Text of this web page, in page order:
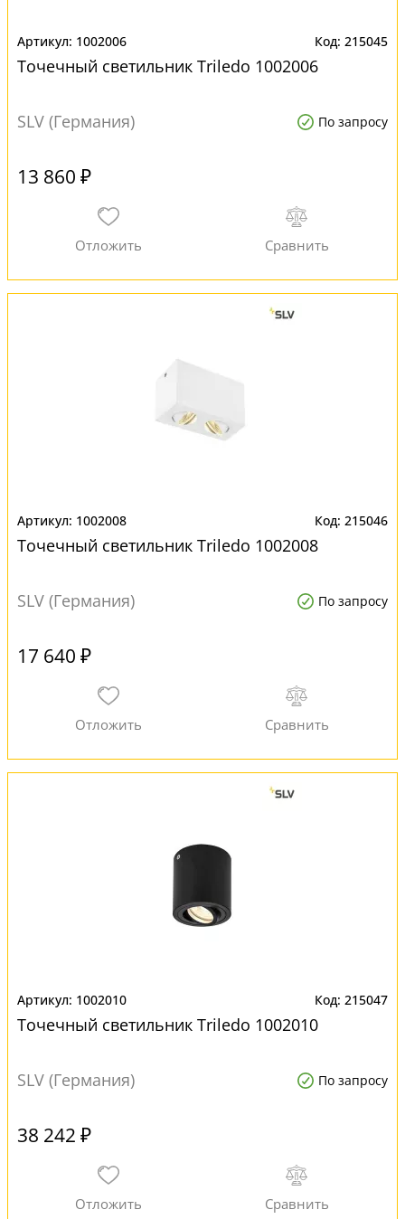
1002006 215045
Точечный светильник Triledo 1002006
SLV (Германия) По запросу
13 860 ₽
1002008 215046
Точечный светильник Triledo 1002008
SLV (Германия) По запросу
17 640 ₽
1002010 215047
Точечный светильник Triledo 1002010
SLV (Германия) По запросу
38 242 ₽